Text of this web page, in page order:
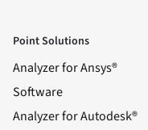
Point Solutions
Analyzer for Ansys®
Software
Analyzer for Autodesk®